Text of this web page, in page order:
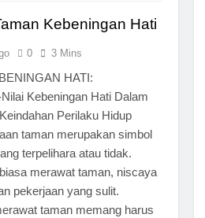
Kebeningan Hati
0 3 Mins
HATI:
Kebeningan Hati Dalam
Perilaku Hidup
taman merupakan simbol
terpelihara atau tidak.
merawat taman, niscaya
pekerjaan yang sulit.
taman memang harus